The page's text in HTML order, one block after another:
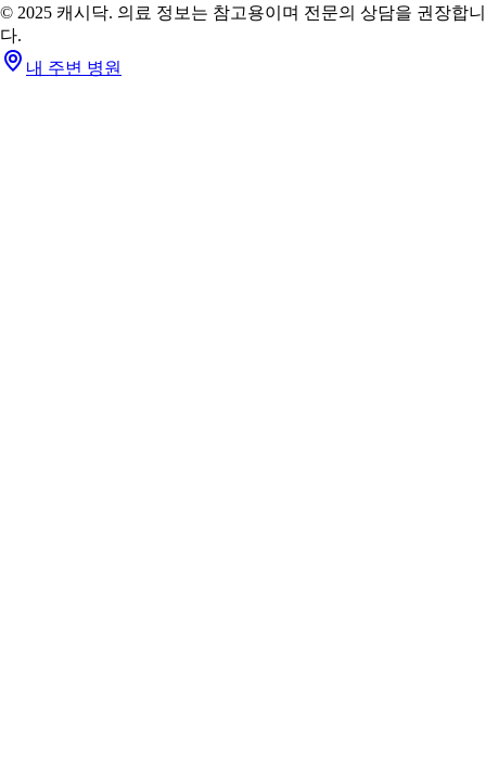
© 2025 캐시닥. 의료 정보는 참고용이며 전문의 상담을 권장합니
다.
내 주변 병원